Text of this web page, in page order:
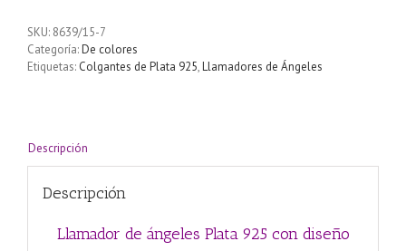
con
diseño
hojas
mm
SKU: 8639/15-7
Categoría:De colores
Etiquetas: Colgantes de Plata 925,Llamadores de Ángeles
Descripción
Descripción
Llamador de ángeles Plata 925 con diseño